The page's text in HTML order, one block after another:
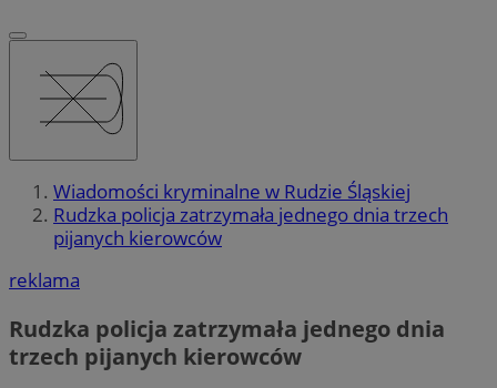
Wiadomości kryminalne w Rudzie Śląskiej
Rudzka policja zatrzymała jednego dnia trzech
pijanych kierowców
reklama
Rudzka policja zatrzymała jednego dnia
trzech pijanych kierowców